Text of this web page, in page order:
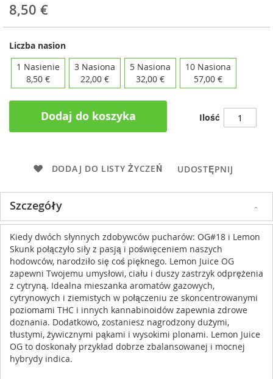
8,50 €
Liczba nasion
1 Nasienie
8,50 €
3 Nasiona
22,00 €
5 Nasiona
32,00 €
10 Nasiona
57,00 €
Ilość
Dodaj do koszyka
DODAJ DO LISTY ŻYCZEŃ UDOSTĘPNIJ
Szczegóły
Kiedy dwóch słynnych zdobywców pucharów: OG#18 i Lemon
Skunk połączyło siły z pasją i poświęceniem naszych
hodowców, narodziło się coś pięknego. Lemon Juice OG
zapewni Twojemu umysłowi, ciału i duszy zastrzyk odprężenia
z cytryną. Idealna mieszanka aromatów gazowych,
cytrynowych i ziemistych w połączeniu ze skoncentrowanymi
poziomami THC i innych kannabinoidów zapewnia zdrowe
doznania. Dodatkowo, zostaniesz nagrodzony dużymi,
tłustymi, żywicznymi pąkami i wysokimi plonami. Lemon Juice
OG to doskonały przykład dobrze zbalansowanej i mocnej
hybrydy indica.